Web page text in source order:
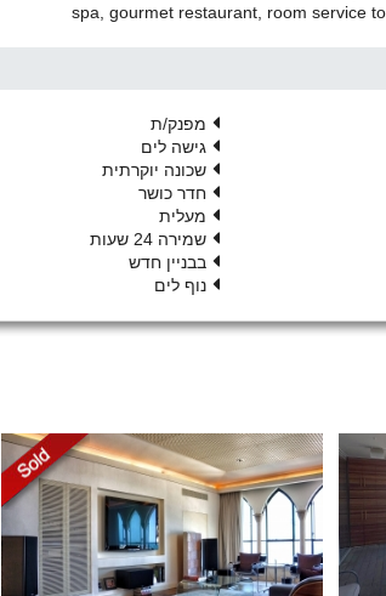
spa, gourmet restaurant, room service
מפנק/ת
גישה לים
שכונה יוקרתית
חדר כושר
מעלית
שמירה 24 שעות
בבניין חדש
נוף לים